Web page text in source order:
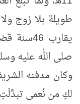
يقارب
صلى الله عليه
وكان مدفنه
لكِ من نُعمى